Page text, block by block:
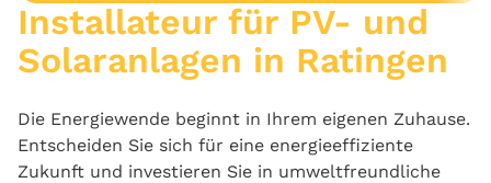
Installateur für PV- und
Solaranlagen in Ratingen
Die Energiewende beginnt in Ihrem eigenen Zuhause.
Entscheiden Sie sich für eine energieeffiziente
Zukunft und investieren Sie in umweltfreundliche